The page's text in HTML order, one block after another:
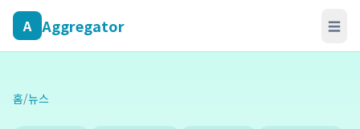
A Aggregator ☰
홈/뉴스